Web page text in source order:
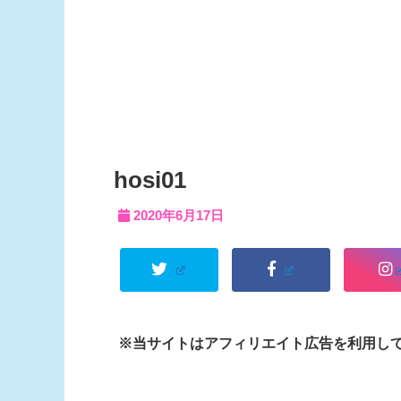
hosi01
2020年6月17日
※当サイトはアフィリエイト広告を利用し